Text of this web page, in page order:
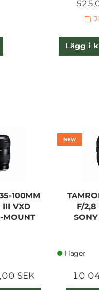
Lägg i
100MM
III VXD
MOUNT
SEK
NEW
F/2,8
I lager
10